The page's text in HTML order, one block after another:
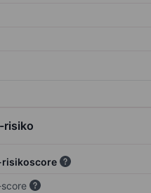
risiko
risikoscore